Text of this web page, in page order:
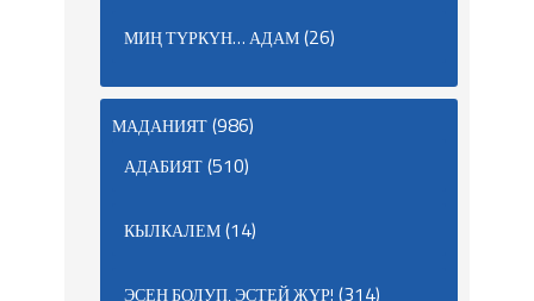
МИҢ ТҮРКҮН… АДАМ(26)
МАДАНИЯТ(986)
АДАБИЯТ(510)
КЫЛКАЛЕМ(14)
ЭСЕН БОЛУП, ЭСТЕЙ ЖҮР! (314)